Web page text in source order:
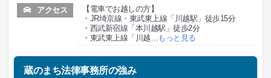
アクセス
【電車でお越しの方】
・JR埼京線・東武東上線「川越駅」徒歩15分
・西武新宿線「本川越駅」徒歩2分
・東武東上線「川越…もっと見る
蔵のまち法律事務所の強み